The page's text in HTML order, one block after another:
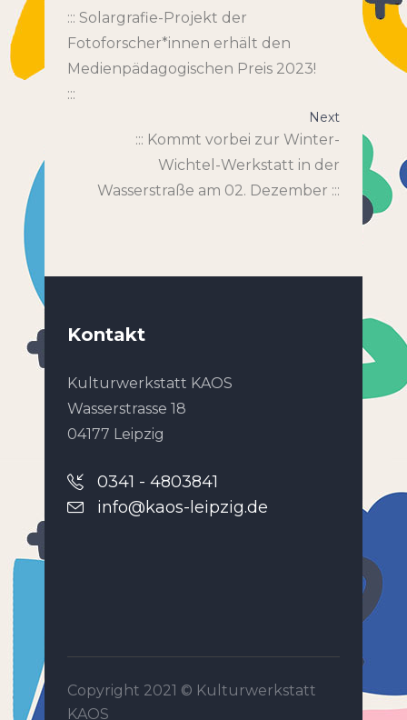
::: Solargrafie-Projekt der
Fotoforscher*innen erhält den
Medienpädagogischen Preis 2023!
:::
Next
::: Kommt vorbei zur Winter-
Wichtel-Werkstatt in der
Wasserstraße am 02. Dezember :::
Kontakt
Kulturwerkstatt KAOS
Wasserstrasse 18
04177 Leipzig
0341 - 4803841
info@kaos-leipzig.de
Copyright 2021 © Kulturwerkstatt
KAOS